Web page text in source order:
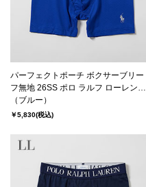
パーフェクトポーチ ボクサーブリー
フ無地 26SS ポロ ラルフ ローレン
【前開き】(RM3-A104）
（ブルー）
￥5,830(税込)